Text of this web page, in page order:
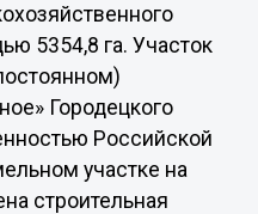
5354,8 га. Участок
Городецкого
Российской
участке на
строительная